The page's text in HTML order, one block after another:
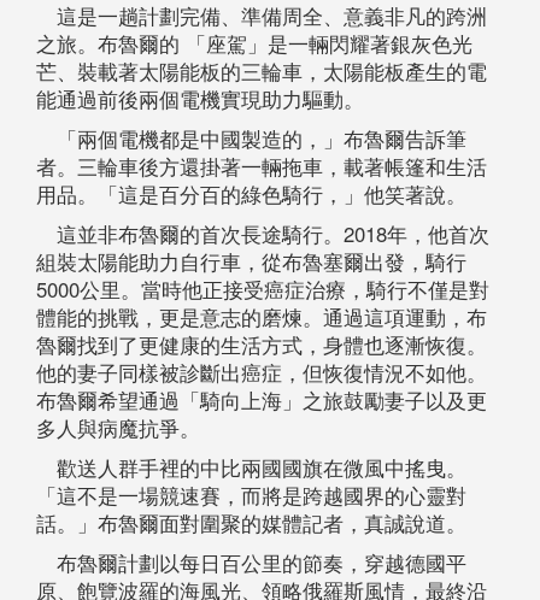
這是一趟計劃完備、準備周全、意義非凡的跨洲
之旅。布魯爾的 「座駕」是一輛閃耀著銀灰色光
芒、裝載著太陽能板的三輪車，太陽能板產生的電
能通過前後兩個電機實現助力驅動。
「兩個電機都是中國製造的，」布魯爾告訴筆
者。三輪車後方還掛著一輛拖車，載著帳篷和生活
用品。「這是百分百的綠色騎行，」他笑著說。
這並非布魯爾的首次長途騎行。2018年，他首次
組裝太陽能助力自行車，從布魯塞爾出發，騎行
5000公里。當時他正接受癌症治療，騎行不僅是對
體能的挑戰，更是意志的磨煉。通過這項運動，布
魯爾找到了更健康的生活方式，身體也逐漸恢復。
他的妻子同樣被診斷出癌症，但恢復情況不如他。
布魯爾希望通過「騎向上海」之旅鼓勵妻子以及更
多人與病魔抗爭。
歡送人群手裡的中比兩國國旗在微風中搖曳。
「這不是一場競速賽，而將是跨越國界的心靈對
話。」布魯爾面對圍聚的媒體記者，真誠說道。
布魯爾計劃以每日百公里的節奏，穿越德國平
原、飽覽波羅的海風光、領略俄羅斯風情，最終沿